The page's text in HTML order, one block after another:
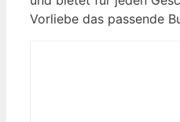
Vorliebe das passende